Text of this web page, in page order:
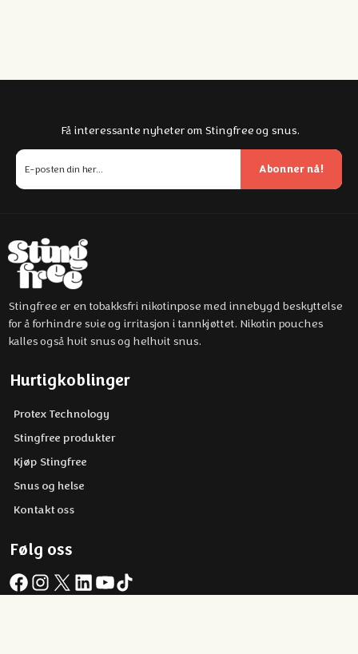
Få interessante nyheter om Stingfree og snus.
Abonner nå!
Stingfree er en tobakksfri nikotinpose med innebygd beskyttelse
for å forhindre svie og irritasjon i tannkjøttet. Nikotin pouches
kalles også hvit snus og helhvit snus.
Hurtigkoblinger
Protex Technology
Stingfree produkter
Kjøp Stingfree
Snus og helse
Kontakt oss
Følg oss
Facebook
Instagram
X LinkedIn
YouTube
TikTok